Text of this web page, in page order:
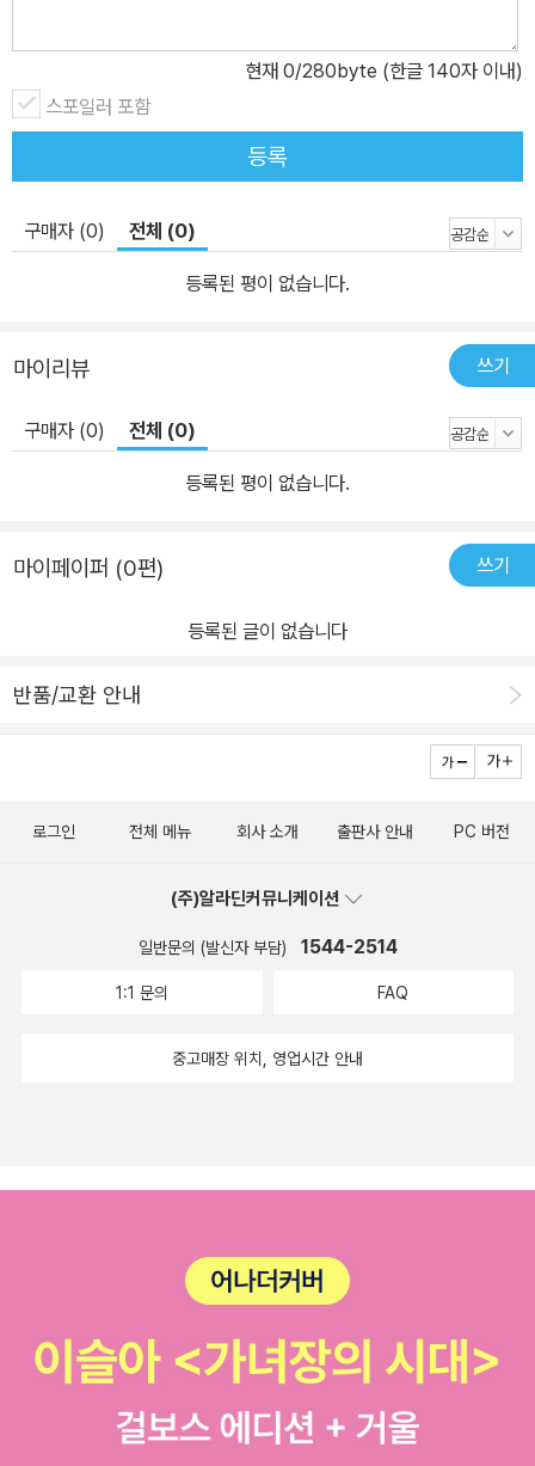
심 속 식물원에서 꽃향기를 맡으며 물감을 들여 놓은 듯한 꽃들의 색
깔에 심취해 보는 경험. 꼭 가보지 않더라도 그림책을 통해 접하는 기
회를 아이들에게 선물해 보는 것은 어떨까요? 가족의 개성과 가족 간
기로 한 가족들. 귀찮은 걸 싫어하는 아빠는 물을 자주 주지 않아도 되
는 선인장을, 엄마는 어린 시절 길렀던 제라늄을 고릅니다. 형 재환이
는 여우 꼬리를 닮은 식물을 보며 여우를 잡으러 다니는 상상을 하지
요. 재승이는 담배 피우는 아빠를 위해 공기 정화 식물인 싱고늄을 삽
나들이>는 ‘꽃과 식물’에 대한 다양한 정보를 주기보다는 다양하고
아름다운 식물을 통해 그 안에서 새로운 가족 구성원 각자의 개성을
발견하고, 집으로 돌아와 함께 화분에 옮겨 심으면서 가족 간에 조화
를 이루며 살아가는 모습을 보여줍니다. 각자 다르지만 함께 살아가
심은 식물들은 물과 양분, 햇빛을 나눠 먹으며 새로운 곳에서 자라게
됩니다. 각자 자라온 환경도 다르고, 모습도 다르지만 베란다에 놓고
보며 키우다 보면 가족들만의 새로운 꽃시장이 되지요. 서로 조화를
싱그러움과 화려함이 가득한 꽃시장으로 초대합니다! 아이들은 새로
일으키지요. 처음 꽃시장에 놀러 간 재승이는 갖가지 식물들을 보며
신비로운 기분에 사로잡힙니다. 그리고 곧 종류별로 하나하나 생김새
와 향기, 특성을 살펴보며 재미있는 환상에 빠지지요. 공기 정화 식물
상쾌한 공기가 콧바람 가득해지는 것 같았지요. 잎이 넓은 관엽 식물
보고 동물들이 살아 움직인다고 상상하지요. 어린이책 편집자로 활동
하던 글작가는 아이들과 함께 더 많은 것을 배우고 느끼기 위해 원예
니다. 실제 두 아들과 함께 자주 꽃시장을 다니면서 쌓였던 경험을 바
현재 0/280byte (한글 140자 이내)
스포일러 포함
등록
구매자 (0) 전체 (0)
등록된 평이 없습니다.
마이리뷰 쓰기
구매자 (0) 전체 (0)
등록된 평이 없습니다.
마이페이퍼 (0편) 쓰기
등록된 글이 없습니다
반품/교환 안내
로그인 전체 메뉴 회사 소개 출판사 안내 PC 버전
(주)알라딘커뮤니케이션
일반문의 (발신자 부담) 1544-2514
1:1 문의 FAQ
중고매장 위치, 영업시간 안내